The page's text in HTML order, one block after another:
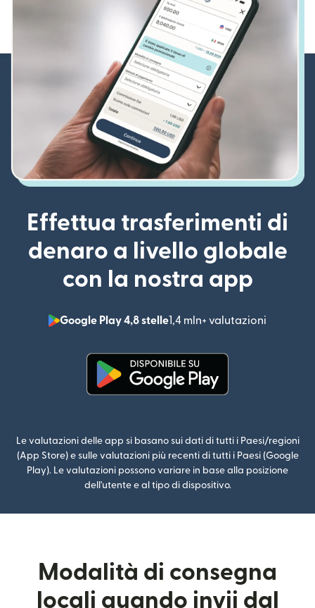
Effettua trasferimenti di
denaro a livello globale
con la nostra app
Google Play 4,8 stelle1,4 mln+ valutazioni
Le valutazioni delle app si basano sui dati di tutti i Paesi/regioni
(App Store) e sulle valutazioni più recenti di tutti i Paesi (Google
Play). Le valutazioni possono variare in base alla posizione
dell'utente e al tipo di dispositivo.
Modalità di consegna
locali quando invii dal